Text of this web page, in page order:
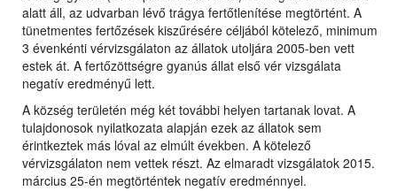
alatt áll, az udvarban lévő trágya fertőtlenítése megtörtént. A
tünetmentes fertőzések kiszűrésére céljából kötelező, minimum
3 évenkénti vérvizsgálaton az állatok utoljára 2005-ben vett
estek át. A fertőzöttségre gyanús állat első vér vizsgálata
negatív eredményű lett.
A község területén még két további helyen tartanak lovat. A
tulajdonosok nyilatkozata alapján ezek az állatok sem
érintkeztek más lóval az elmúlt években. A kötelező
vérvizsgálaton nem vettek részt. Az elmaradt vizsgálatok 2015.
március 25-én megtörténtek negatív eredménnyel.